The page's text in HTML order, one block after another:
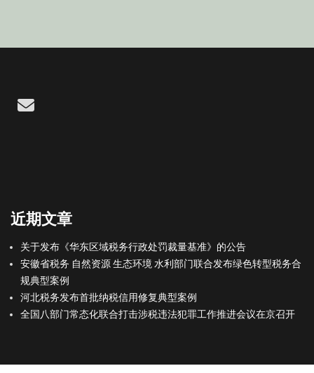
Email
近期文章
关于发布《华东区域税务行政处罚裁量基准》的公告
安徽省税务 自然资源 生态环境 水利部门联合发布绿色转型税务合
规典型案例
河北税务发布首批纳税信用修复典型案例
全国八部门常态化联合打击涉税违法犯罪工作推进会议在京召开